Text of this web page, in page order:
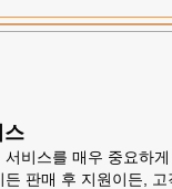
스
서비스를 매우 중요하
든 판매 후 지원이든, 고